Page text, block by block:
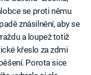
se proti němu
znásilnění, aby se
a loupež totiž
křeslo za zdmi
Porota sice